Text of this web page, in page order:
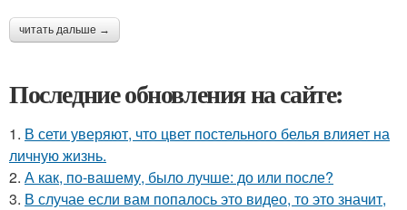
читать дальше →
Последние обновления на сайте:
1. В сети уверяют, что цвет постельного белья влияет на
личную жизнь.
2. А как, по-вашему, было лучше: до или после?
3. В случае если вам попалось это видео, то это значит,